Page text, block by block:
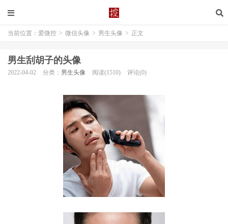
当前位置： 爱微控 > 微信头像 > 男生头像 > 正文
男生刮胡子的头像
2022-04-02 分类： 男生头像 阅读(1510) 评论(0)